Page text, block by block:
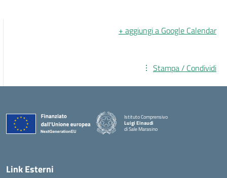
+ aggiungi a Google Calendar
Stampa / Condividi
Istituto Comprensivo
Luigi Einaudi
di Sale Marasino
Link Esterni